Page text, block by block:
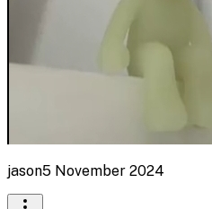
jason5 November 2024